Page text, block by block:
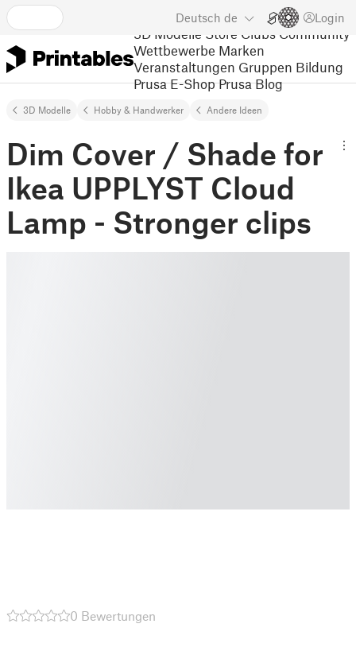
Deutsch de Login
3D Modelle Store Clubs Community
Wettbewerbe Marken
Veranstaltungen Gruppen Bildung
Prusa E-Shop Prusa Blog
3D Modelle Hobby & Handwerker Andere Ideen
Dim Cover / Shade for
Ikea UPPLYST Cloud
Lamp - Stronger clips
0 Bewertungen